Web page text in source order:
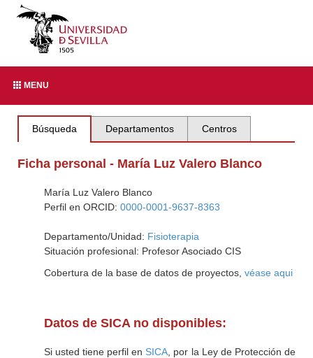
MENU
Búsqueda Departamentos Centros
Ficha personal - María Luz Valero Blanco
María Luz Valero Blanco
Perfil en ORCID: 0000-0001-9637-8363
Departamento/Unidad: Fisioterapia
Situación profesional: Profesor Asociado CIS
Cobertura de la base de datos de proyectos, véase aqui
Datos de SICA no disponibles:
Si usted tiene perfil en SICA , por la Ley de Protección de